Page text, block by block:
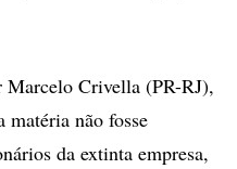
Marcelo Crivella (PR-RJ),
matéria não fosse
da extinta empresa,